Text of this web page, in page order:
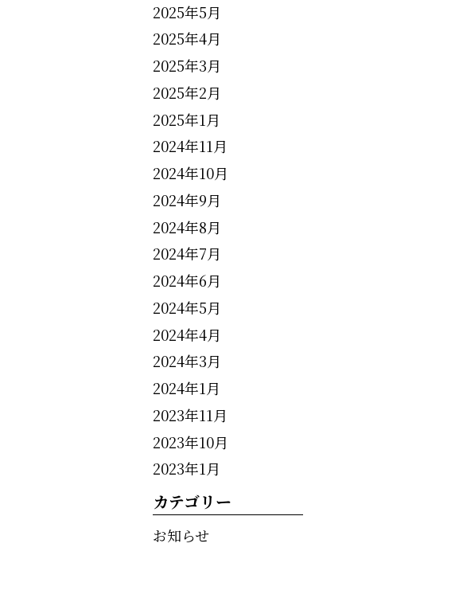
2025年5月
2025年4月
2025年3月
2025年2月
2025年1月
2024年11月
2024年10月
2024年9月
2024年8月
2024年7月
2024年6月
2024年5月
2024年4月
2024年3月
2024年1月
2023年11月
2023年10月
2023年1月
カテゴリー
お知らせ